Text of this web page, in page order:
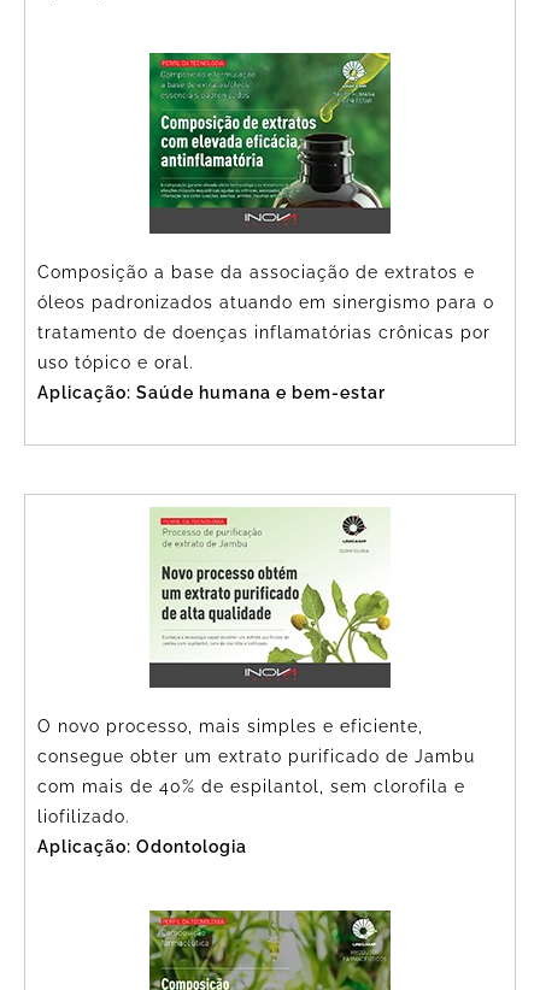
Composição a base da associação de extratos e
óleos padronizados atuando em sinergismo para o
tratamento de doenças inflamatórias crônicas por
uso tópico e oral.
Aplicação: Saúde humana e bem-estar
O novo processo, mais simples e eficiente,
consegue obter um extrato purificado de Jambu
com mais de 40% de espilantol, sem clorofila e
liofilizado.
Aplicação: Odontologia